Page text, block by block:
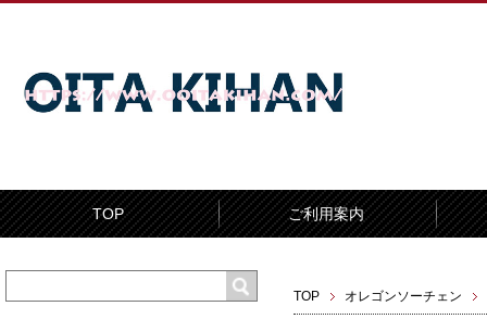
TOP ご利用案内
TOP オレゴンソーチェン